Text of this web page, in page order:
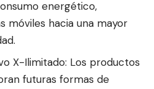
energético,
móviles hacia una mayor
X-Ilimitado: Los productos
futuras formas de